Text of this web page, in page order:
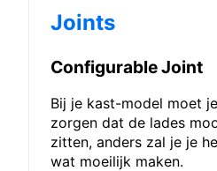
Joints
Configurable Joint
Bij je kast-model moet
zorgen dat de lades
zitten, anders zal je je
wat moeilijk maken.